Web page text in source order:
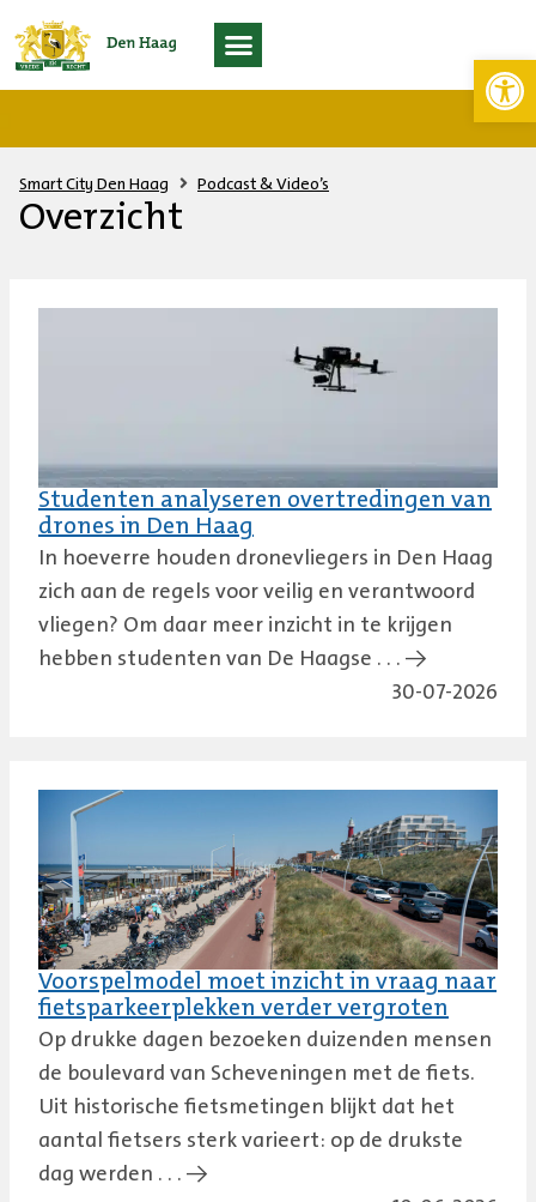
Smart City Den Haag Podcast & Video’s
Overzicht
Studenten analyseren overtredingen van
drones in Den Haag
In hoeverre houden dronevliegers in Den Haag
zich aan de regels voor veilig en verantwoord
vliegen? Om daar meer inzicht in te krijgen
hebben studenten van De Haagse . . . →
30-07-2026
Voorspelmodel moet inzicht in vraag naar
fietsparkeerplekken verder vergroten
Op drukke dagen bezoeken duizenden mensen
de boulevard van Scheveningen met de fiets.
Uit historische fietsmetingen blijkt dat het
aantal fietsers sterk varieert: op de drukste
dag werden . . . →